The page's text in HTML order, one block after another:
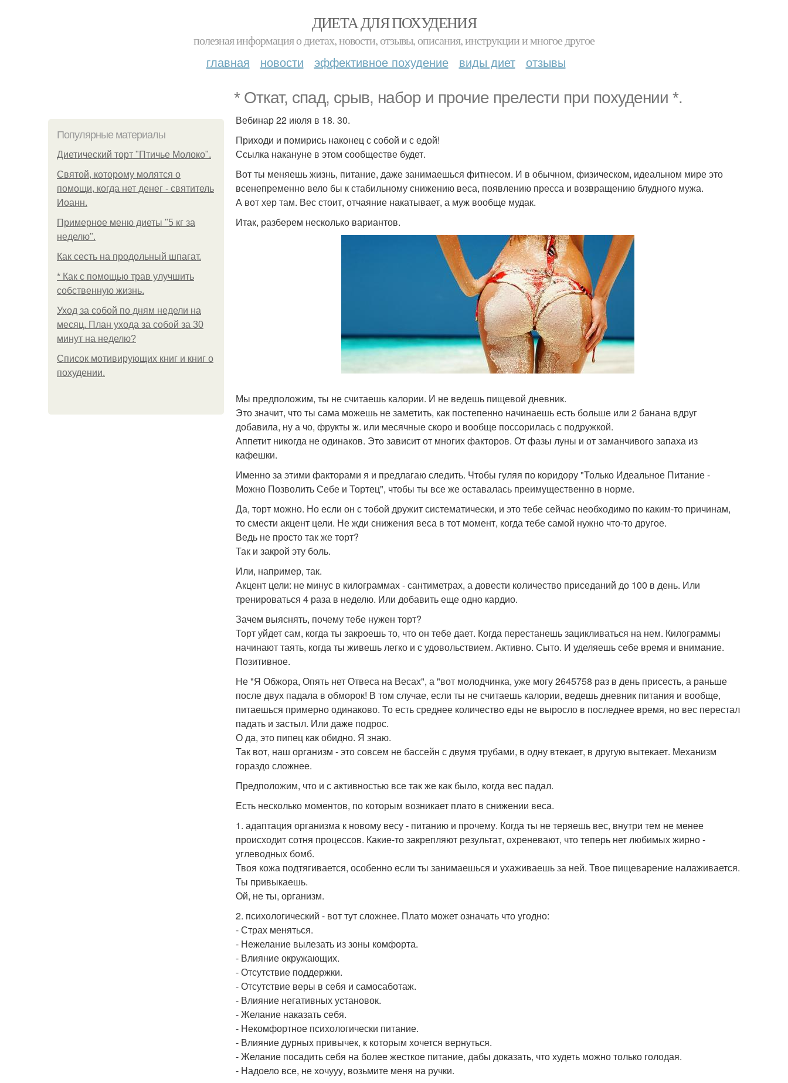
ДИЕТА ДЛЯ ПОХУДЕНИЯ
полезная информация о диетах, новости, отзывы, описания, инструкции и многое другое
главная новости эффективное похудение виды диет отзывы
* Откат, спад, срыв, набор и прочие прелести при похудении *.
Популярные материалы
Диетический торт "Птичье Молоко".
Святой, которому молятся о
помощи, когда нет денег - святитель
Иоанн.
Примерное меню диеты "5 кг за
неделю".
Как сесть на продольный шпагат.
* Как с помощью трав улучшить
собственную жизнь.
Уход за собой по дням недели на
месяц. План ухода за собой за 30
минут на неделю?
Список мотивирующих книг и книг о
похудении.
Вебинар 22 июля в 18. 30.
Приходи и помирись наконец с собой и с едой!
Ссылка накануне в этом сообществе будет.
Вот ты меняешь жизнь, питание, даже занимаешься фитнесом. И в обычном, физическом, идеальном мире это
всенепременно вело бы к стабильному снижению веса, появлению пресса и возвращению блудного мужа.
А вот хер там. Вес стоит, отчаяние накатывает, а муж вообще мудак.
Итак, разберем несколько вариантов.
Мы предположим, ты не считаешь калории. И не ведешь пищевой дневник.
Это значит, что ты сама можешь не заметить, как постепенно начинаешь есть больше или 2 банана вдруг
добавила, ну а чо, фрукты ж. или месячные скоро и вообще поссорилась с подружкой.
Аппетит никогда не одинаков. Это зависит от многих факторов. От фазы луны и от заманчивого запаха из
кафешки.
Именно за этими факторами я и предлагаю следить. Чтобы гуляя по коридору "Только Идеальное Питание -
Можно Позволить Себе и Тортец", чтобы ты все же оставалась преимущественно в норме.
Да, торт можно. Но если он с тобой дружит систематически, и это тебе сейчас необходимо по каким-то причинам,
то смести акцент цели. Не жди снижения веса в тот момент, когда тебе самой нужно что-то другое.
Ведь не просто так же торт?
Так и закрой эту боль.
Или, например, так.
Акцент цели: не минус в килограммах - сантиметрах, а довести количество приседаний до 100 в день. Или
тренироваться 4 раза в неделю. Или добавить еще одно кардио.
Зачем выяснять, почему тебе нужен торт?
Торт уйдет сам, когда ты закроешь то, что он тебе дает. Когда перестанешь зацикливаться на нем. Килограммы
начинают таять, когда ты живешь легко и с удовольствием. Активно. Сыто. И уделяешь себе время и внимание.
Позитивное.
Не "Я Обжора, Опять нет Отвеса на Весах", а "вот молодчинка, уже могу 2645758 раз в день присесть, а раньше
после двух падала в обморок! В том случае, если ты не считаешь калории, ведешь дневник питания и вообще,
питаешься примерно одинаково. То есть среднее количество еды не выросло в последнее время, но вес перестал
падать и застыл. Или даже подрос.
О да, это пипец как обидно. Я знаю.
Так вот, наш организм - это совсем не бассейн с двумя трубами, в одну втекает, в другую вытекает. Механизм
гораздо сложнее.
Предположим, что и с активностью все так же как было, когда вес падал.
Есть несколько моментов, по которым возникает плато в снижении веса.
1. адаптация организма к новому весу - питанию и прочему. Когда ты не теряешь вес, внутри тем не менее
происходит сотня процессов. Какие-то закрепляют результат, охреневают, что теперь нет любимых жирно -
углеводных бомб.
Твоя кожа подтягивается, особенно если ты занимаешься и ухаживаешь за ней. Твое пищеварение налаживается.
Ты привыкаешь.
Ой, не ты, организм.
2. психологический - вот тут сложнее. Плато может означать что угодно:
- Страх меняться.
- Нежелание вылезать из зоны комфорта.
- Влияние окружающих.
- Отсутствие поддержки.
- Отсутствие веры в себя и самосаботаж.
- Влияние негативных установок.
- Желание наказать себя.
- Некомфортное психологически питание.
- Влияние дурных привычек, к которым хочется вернуться.
- Желание посадить себя на более жесткое питание, дабы доказать, что худеть можно только голодая.
- Надоело все, не хочууу, возьмите меня на ручки.